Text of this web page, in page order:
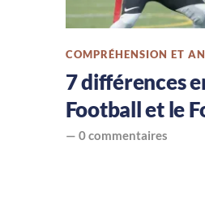
football
américain
COMPRÉHENSION ET
7 différences
Football et le
— 0 commentaires